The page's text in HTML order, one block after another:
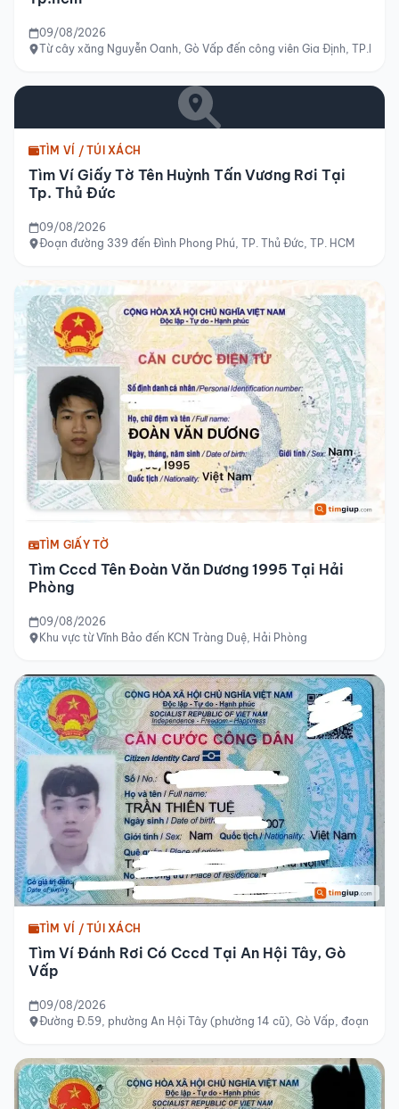
09/08/2026
Từ cây xăng Nguyễn Oanh, Gò Vấp đến công viên Gia Định, TP.HCM
TÌM VÍ / TÚI XÁCH
Tìm Ví Giấy Tờ Tên Huỳnh Tấn Vương Rơi Tại
Tp. Thủ Đức
09/08/2026
Đoạn đường 339 đến Đình Phong Phú, TP. Thủ Đức, TP. HCM
TÌM GIẤY TỜ
Tìm Cccd Tên Đoàn Văn Dương 1995 Tại Hải
Phòng
09/08/2026
Khu vực từ Vĩnh Bảo đến KCN Tràng Duệ, Hải Phòng
TÌM VÍ / TÚI XÁCH
Tìm Ví Đánh Rơi Có Cccd Tại An Hội Tây, Gò
Vấp
09/08/2026
Đường Đ.59, phường An Hội Tây (phường 14 cũ), Gò Vấp, đoạn từ